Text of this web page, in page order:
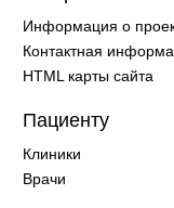
Информация о
Контактная
HTML карты сайта
Пациенту
Клиники
Врачи